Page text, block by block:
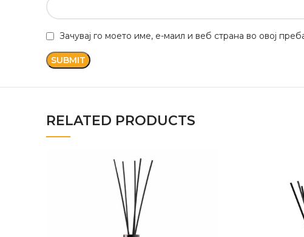
Зачувај го моето име, е-маил и веб страна во овој
RELATED PRODUCTS